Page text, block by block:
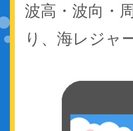
波高・波向・
り、海レジャ